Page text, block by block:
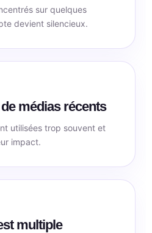
sur quelques
devient silencieux.
médias récents
utilisées trop souvent et
impact.
multiple